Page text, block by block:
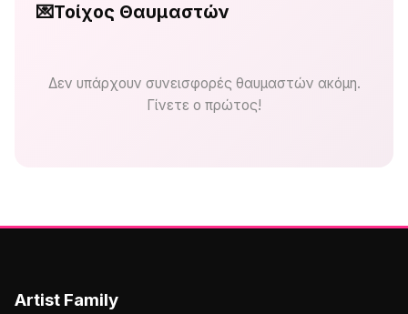
💌Τοίχος Θαυμαστών
Δεν υπάρχουν συνεισφορές θαυμαστών ακόμη.
Γίνετε ο πρώτος!
Artist Family